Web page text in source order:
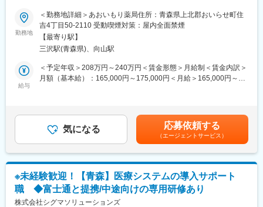
変更の範囲：会社の定める業務
同社は小児科からの処方箋が多く、小さいお子さんの触れ合いも
多いため、患者様、職員、薬剤師とのコミュニケーションを大切
にし地域に愛される薬局を目指しております。
〇具体的な業務内容
・薬局内の掃除、備品の整理整頓
・患者様の受付、会計（処方箋を受け取り、処方箋の内容をＰＣ
に入力。患者さんの対応しながら、会計の対応も行っていただき
発注補助や商品の納品・検品。）
・薬剤管理、発注業務
・社用車（軽自動車）を使用して、他薬局等への遣い
すが、対応業務はシステム化も進んでいるため、入社時点での専
門知識は不問です。実際の業務対応を通じて指導およびサポート
いたします。
現在事務員として働いているメンバーは未経験で入社した社員も
勤務地
＜勤務地詳細＞あおいもり薬局住所：青森県上北郡おいらせ町住
吉4丁目50-2110 受動喫煙対策：屋内全面禁煙
【最寄り駅】
三沢駅(青森県)、向山駅
給与
＜予定年収＞208万円～240万円＜賃金形態＞月給制＜賃金内訳＞
月額（基本給）：165,000円～175,000円＜月給＞165,000円～
くまでも目安の金額であり、選考を通じて上下する可能性があり
ます。月給(月額)は固定手当を含めた表記です。
気になる 応募依頼する
（エージェントサービス）
※未経験歓迎！【青森】医療システムの導入サポート
職 ◆富士通と提携/中途向けの専用研修あり
株式会社シグマソリューションズ